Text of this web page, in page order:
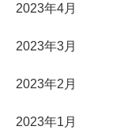
2023年4月
2023年3月
2023年2月
2023年1月